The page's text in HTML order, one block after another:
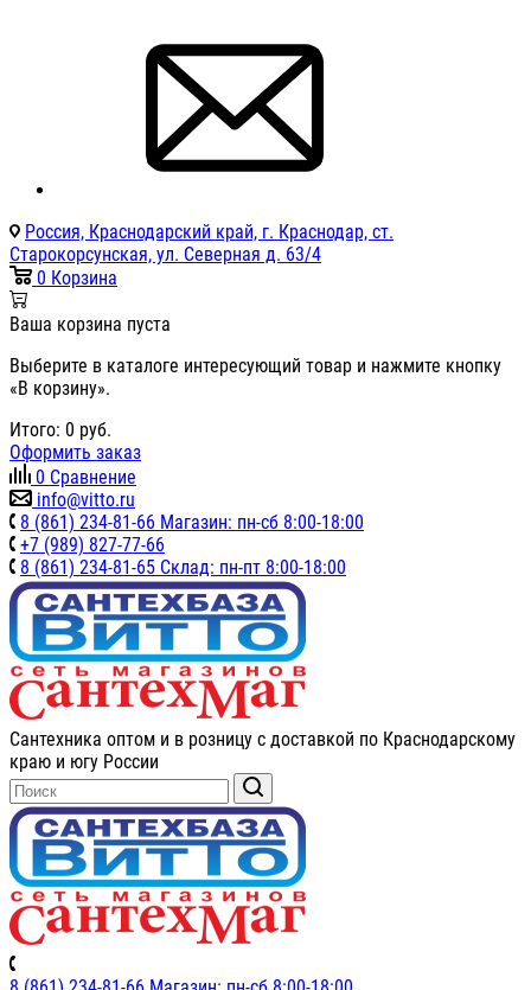
Россия, Краснодарский край, г. Краснодар, ст.
Старокорсунская, ул. Северная д. 63/4
0 Корзина
Ваша корзина пуста
Выберите в каталоге интересующий товар и нажмите кнопку
«В корзину».
Итого: 0 руб.
Оформить заказ
0 Сравнение
info@vitto.ru
8 (861) 234-81-66 Магазин: пн-сб 8:00-18:00
+7 (989) 827-77-66
8 (861) 234-81-65 Склад: пн-пт 8:00-18:00
Сантехника оптом и в розницу с доставкой по Краснодарскому
краю и югу России